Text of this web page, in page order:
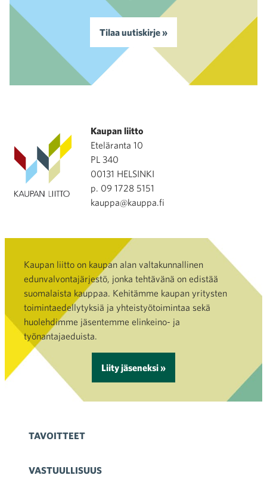
Tilaa uutiskirje »
Kaupan liitto
Eteläranta 10
PL 340
00131 HELSINKI
p. 09 1728 5151
kauppa@kauppa.fi
Kaupan liitto on kaupan alan valtakunnallinen
edunvalvontajärjestö, jonka tehtävänä on edistää
suomalaista kauppaa. Kehitämme kaupan yritysten
toimintaedellytyksiä ja yhteistyötoimintaa sekä
huolehdimme jäsentemme elinkeino- ja
työnantajaeduista.
Liity jäseneksi »
TAVOITTEET
VASTUULLISUUS